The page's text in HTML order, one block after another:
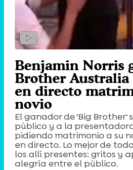
Benjamin Norris
Brother Australia
en directo
novio
El ganador de 'Big Brother'
público y a la
pidiendo matrimonio a su
en directo. Lo mejor de
los allí presentes: gritos y
alegría entre el público.